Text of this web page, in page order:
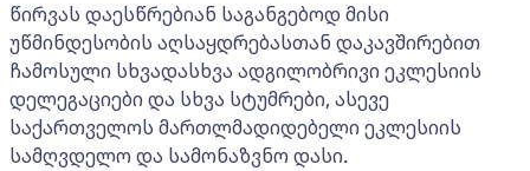
წირვას დაესწრებიან საგანგებოდ მისი
უწმინდესობის აღსაყდრებასთან დაკავშირებით
ჩამოსული სხვადასხვა ადგილობრივი ეკლესიის
დელეგაციები და სხვა სტუმრები, ასევე
საქართველოს მართლმადიდებელი ეკლესიის
სამღვდელო და სამონაზვნო დასი.